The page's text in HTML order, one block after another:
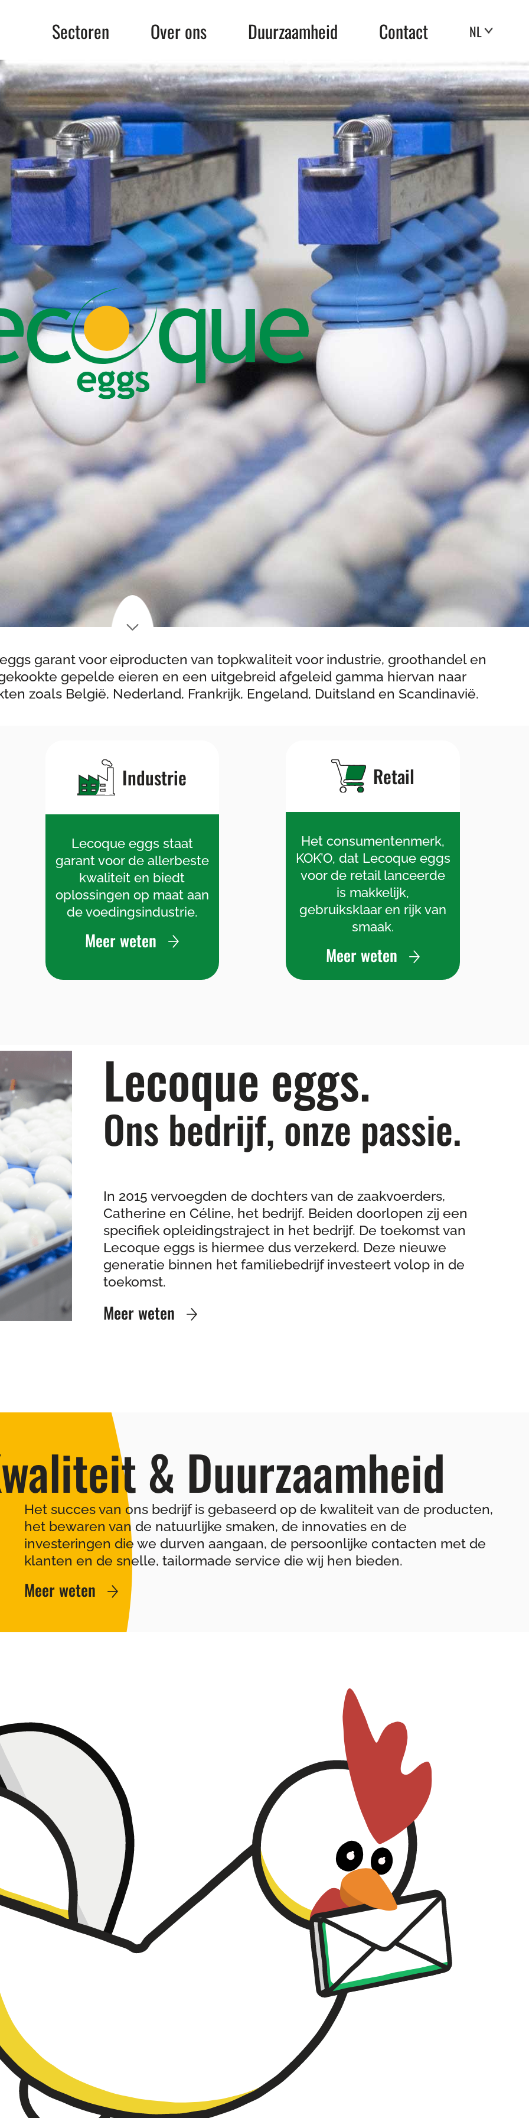
Sectoren Over ons Duurzaamheid Contact NL
garant voor eiproducten van topkwaliteit voor industrie, groothandel en
gepelde eieren en een uitgebreid afgeleid gamma hiervan naar
zoals België, Nederland, Frankrijk, Engeland, Duitsland en Scandinavië.
Industrie
Lecoque eggs staat
garant voor de allerbeste
kwaliteit en biedt
oplossingen op maat aan
de voedingsindustrie.
Meer weten
Retail
Het consumentenmerk,
KOK’O, dat Lecoque eggs
voor de retail lanceerde
is makkelijk,
gebruiksklaar en rijk van
smaak.
Meer weten
Lecoque eggs.
Ons bedrijf, onze passie.
In 2015 vervoegden de dochters van de zaakvoerders,
Catherine en Céline, het bedrijf. Beiden doorlopen zij een
specifiek opleidingstraject in het bedrijf. De toekomst van
Lecoque eggs is hiermee dus verzekerd. Deze nieuwe
generatie binnen het familiebedrijf investeert volop in de
toekomst.
Meer weten
& Duurzaamheid
Het succes van ons bedrijf is gebaseerd op de kwaliteit van de producten,
het bewaren van de natuurlijke smaken, de innovaties en de
investeringen die we durven aangaan, de persoonlijke contacten met de
klanten en de snelle, tailormade service die wij hen bieden.
Meer weten